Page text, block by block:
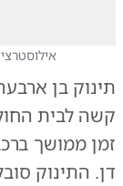
תינוק בן
קשה לבית
זמן ממושך
דן. התינוק